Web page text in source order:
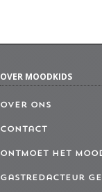
OVER MOODKIDS
Over ons
Contact
Ontmoet het
Gastredacteur